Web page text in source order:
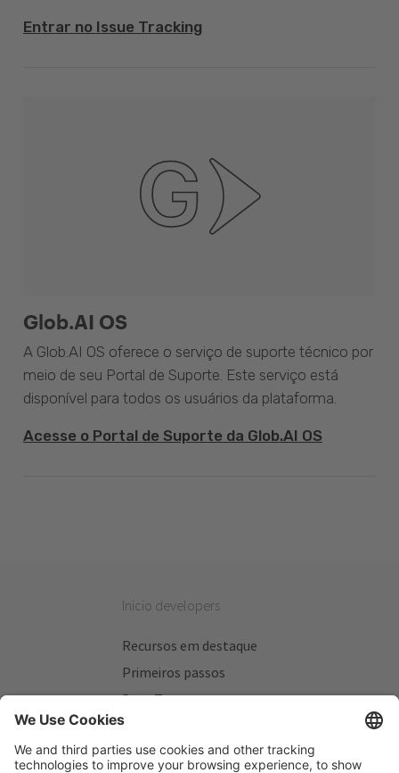
Entrar no Issue Tracking
Glob.AI OS
A Glob.AI OS oferece o serviço de suporte técnico por
meio de seu Portal de Suporte. Este serviço está
disponível para todos os usuários da plataforma.
Acesse o Portal de Suporte da Glob.AI OS
Inicio developers
Recursos em destaque
Primeiros passos
Beta Testers
Meus Planos